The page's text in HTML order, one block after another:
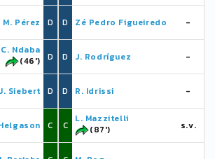
M. Pérez D
C. Ndaba
(46')
D
J. Siebert D
C
D Zé Pedro Figueiredo -
D J. Rodríguez -
D R. Idrissi -
C
L. Mazzitelli
(87')
s.v.